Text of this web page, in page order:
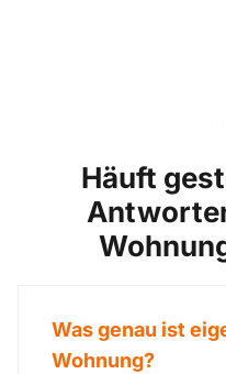
Häuft
Was genau ist
Wohnung?